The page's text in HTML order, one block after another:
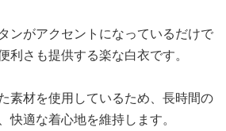
ンがアクセントになっているだけで
利さも提供する楽な白衣です。
素材を使用しているため、長時間の
快適な着心地を維持します。